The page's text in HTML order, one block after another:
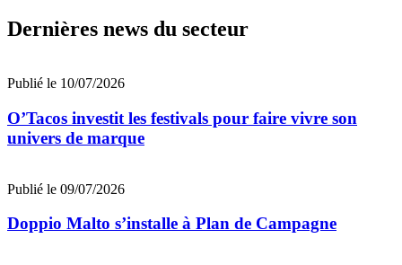
Dernières news du secteur
Publié le 10/07/2026
O’Tacos investit les festivals pour faire vivre son
univers de marque
Publié le 09/07/2026
Doppio Malto s’installe à Plan de Campagne